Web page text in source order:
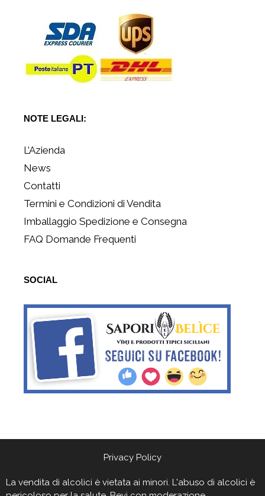
NOTE LEGALI:
L’Azienda
News
Contatti
Termini e Condizioni di Vendita
Imballaggio Spedizione e Consegna
FAQ Domande Frequenti
SOCIAL
Privacy Policy
La vendita di alcolici è vietata ai minori. L'abuso di alcolici è